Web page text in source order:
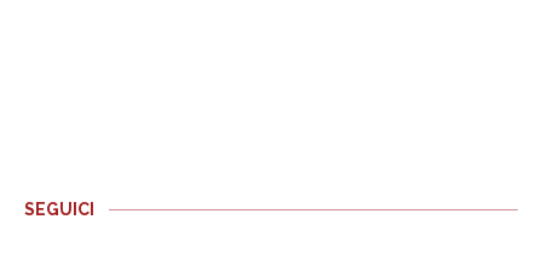
SEGUICI